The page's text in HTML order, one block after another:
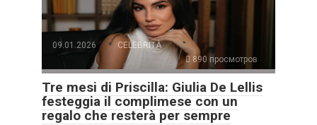
09.01.2026
CELEBRITÀ
890 просмотров
Tre mesi di Priscilla: Giulia De Lellis
festeggia il complimese con un
regalo che resterà per sempre